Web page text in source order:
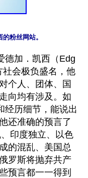
粉丝网站。
德加．凯西（Edg
会极负盛名，他
个人、团体、国
向均有涉及。如
经历细节，能说出
还准确的预言了
印度独立、以色
的混乱、美国总
罗斯将抛弃共产
预言都一一得到